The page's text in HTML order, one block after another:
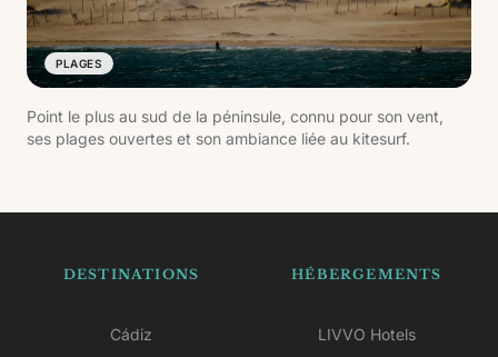
PLAGES
Point le plus au sud de la péninsule, connu pour son vent,
ses plages ouvertes et son ambiance liée au kitesurf.
DESTINATIONS
Cádiz
HÉBERGEMENTS
LIVVO Hotels